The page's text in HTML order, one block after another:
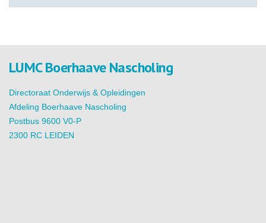
LUMC Boerhaave Nascholing
Directoraat Onderwijs & Opleidingen
Afdeling Boerhaave Nascholing
Postbus 9600 V0-P
2300 RC LEIDEN